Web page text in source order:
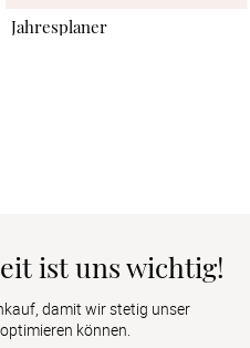
Jahresplaner
ist uns wichtig!
damit wir stetig unser
können.